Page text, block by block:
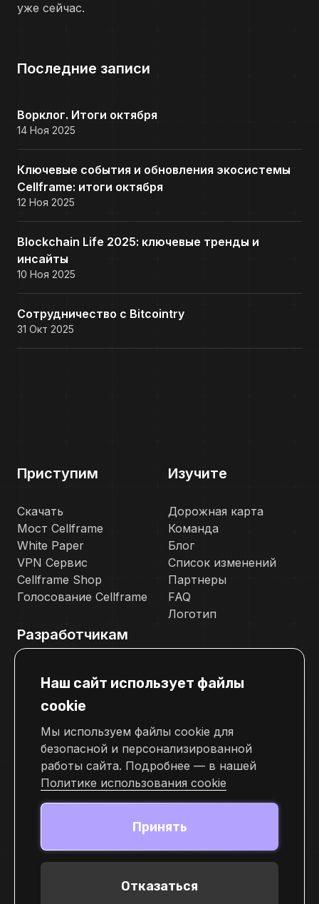
уже сейчас.
Последние записи
Ворклог. Итоги октября
14 Ноя 2025
Ключевые события и обновления экосистемы
Cellframe: итоги октября
12 Ноя 2025
Blockchain Life 2025: ключевые тренды и
инсайты
10 Ноя 2025
Сотрудничество с Bitcointry
31 Окт 2025
Приступим
Скачать
Мост Cellframe
White Paper
VPN Сервис
Cellframe Shop
Голосование Cellframe
Изучите
Дорожная карта
Команда
Блог
Список изменений
Партнеры
FAQ
Логотип
Разработчикам
Телеграм канал для разработчиков
Свяжитесь с нами
pr@cellframe.net
tech_support@cellframe.net
cellframe_support_ru
Форма обратной связи
Наш сайт использует файлы
cookie
Мы используем файлы cookie для
безопасной и персонализированной
работы сайта. Подробнее — в нашей
Политике использования cookie
Принять
Отказаться